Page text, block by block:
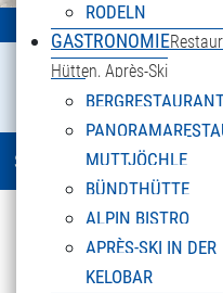
RODELN
GASTRONOMIE
Hütten, Après-Ski
MUTTJÖCHLE
BÜNDTHÜTTE
ALPIN BISTRO
APRÈS-SKI IN DER
KELOBAR
Wetter
Schnee- und Pistenbericht